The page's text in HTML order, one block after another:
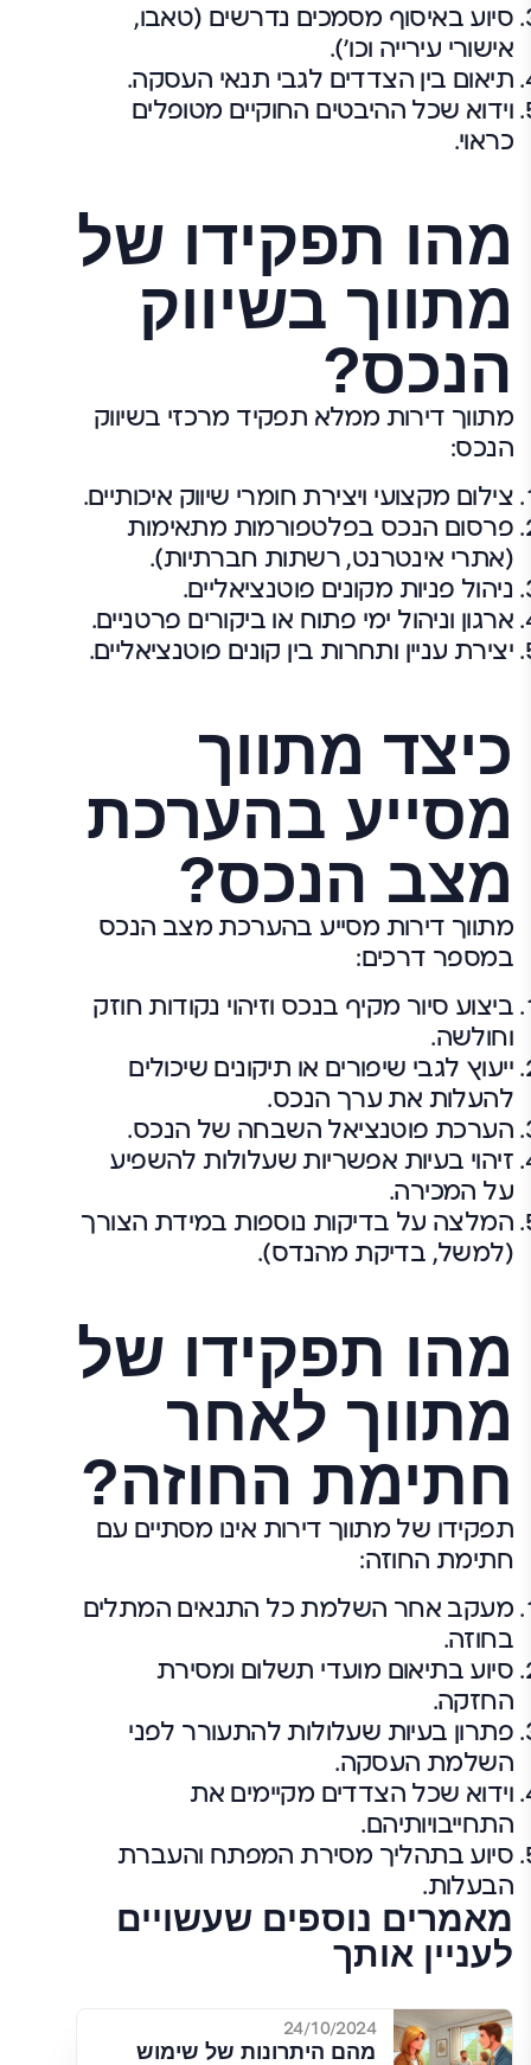
סיוע באיסוף מסמכים נדרשים (טאבו,
אישורי עירייה וכו').
תיאום בין הצדדים לגבי תנאי העסקה.
וידוא שכל ההיבטים החוקיים מטופלים
כראוי.
מהו תפקידו של
מתווך בשיווק
הנכס?
מתווך דירות ממלא תפקיד מרכזי בשיווק
הנכס:
צילום מקצועי ויצירת חומרי שיווק איכותיים.
פרסום הנכס בפלטפורמות מתאימות
(אתרי אינטרנט, רשתות חברתיות).
ניהול פניות מקונים פוטנציאליים.
ארגון וניהול ימי פתוח או ביקורים פרטניים.
יצירת עניין ותחרות בין קונים פוטנציאליים.
כיצד מתווך
מסייע בהערכת
מצב הנכס?
מתווך דירות מסייע בהערכת מצב הנכס
במספר דרכים:
ביצוע סיור מקיף בנכס וזיהוי נקודות חוזק
וחולשה.
ייעוץ לגבי שיפורים או תיקונים שיכולים
להעלות את ערך הנכס.
הערכת פוטנציאל השבחה של הנכס.
זיהוי בעיות אפשריות שעלולות להשפיע
על המכירה.
המלצה על בדיקות נוספות במידת הצורך
(למשל, בדיקת מהנדס).
מהו תפקידו של
מתווך לאחר
חתימת החוזה?
תפקידו של מתווך דירות אינו מסתיים עם
חתימת החוזה:
מעקב אחר השלמת כל התנאים המתלים
בחוזה.
סיוע בתיאום מועדי תשלום ומסירת
החזקה.
פתרון בעיות שעלולות להתעורר לפני
השלמת העסקה.
וידוא שכל הצדדים מקיימים את
התחייבויותיהם.
סיוע בתהליך מסירת המפתח והעברת
הבעלות.
מאמרים נוספים שעשויים
לעניין אותך
24/10/2024
מהם היתרונות של שימוש